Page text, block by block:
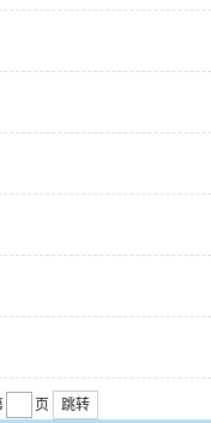
页 跳转